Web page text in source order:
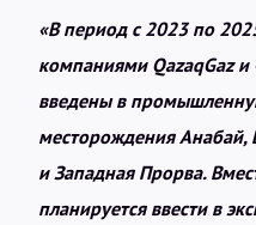
«В период с 2023 по
компаниями QazaqGaz
введены в
месторождения Анабай,
и Западная Прорва.
планируется ввести в